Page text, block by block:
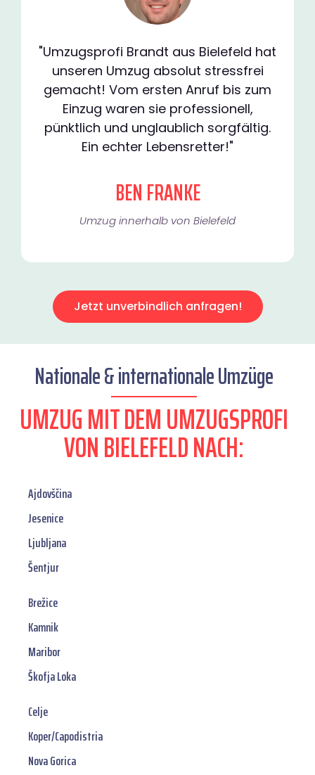
"Umzugsprofi Brandt aus Bielefeld hat
unseren Umzug absolut stressfrei
gemacht! Vom ersten Anruf bis zum
Einzug waren sie professionell,
pünktlich und unglaublich sorgfältig.
Ein echter Lebensretter!"
BEN FRANKE
Umzug innerhalb von Bielefeld​
Jetzt unverbindlich anfragen!
Nationale & internationale Umzüge
UMZUG MIT DEM UMZUGSPROFI
VON BIELEFELD NACH:
Ajdovščina
Jesenice
Ljubljana
Šentjur
Brežice
Kamnik
Maribor
Škofja Loka
Celje
Koper/Capodistria
Nova Gorica